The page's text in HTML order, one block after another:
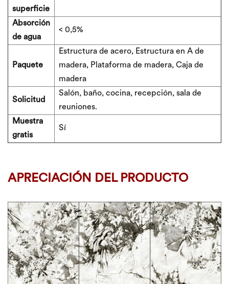
superficie
Absorción
de agua
< 0,5%
Paquete
Estructura de acero, Estructura en A de
madera, Plataforma de madera, Caja de
madera
Solicitud
Salón, baño, cocina, recepción, sala de
reuniones.
Muestra
gratis
Sí
APRECIACIÓN DEL PRODUCTO